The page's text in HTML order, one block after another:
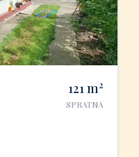
121m2
SPRATNA